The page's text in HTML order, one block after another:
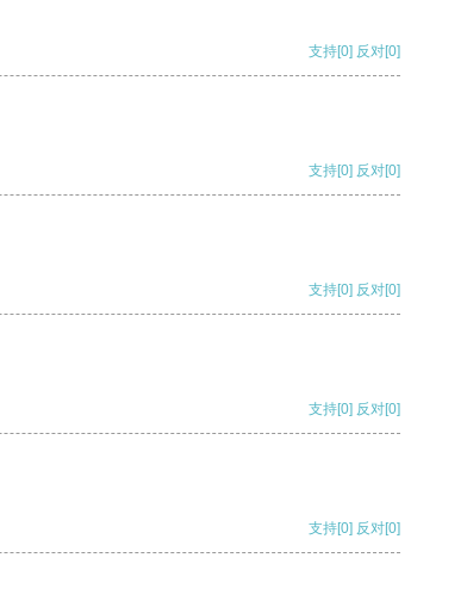
支持[0] 反对[0]
支持[0] 反对[0]
支持[0] 反对[0]
支持[0] 反对[0]
支持[0] 反对[0]